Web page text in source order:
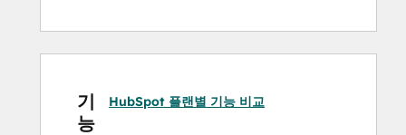
templates, and sales enablement
materials
stories documented in your
기
능
HubSpot 플랜별 기능 비교